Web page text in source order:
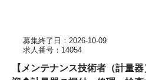
募集終了日：2026-10-09
求人番号：14054
【メンテナンス技術者（計量